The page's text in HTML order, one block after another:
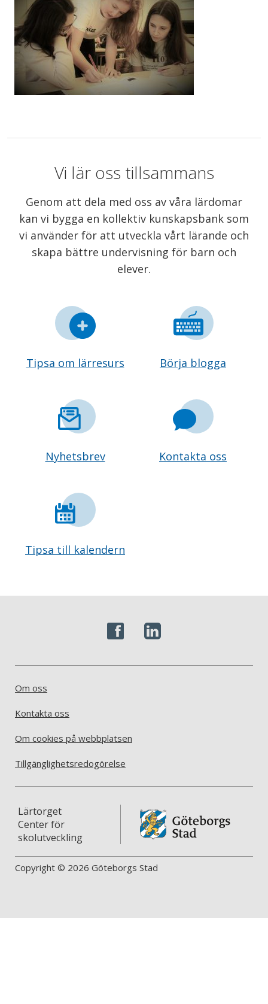
Vi lär oss tillsammans
Genom att dela med oss av våra lärdomar
kan vi bygga en kollektiv kunskapsbank som
vi använder för att utveckla vårt lärande och
skapa bättre undervisning för barn och
elever.
Tipsa om lärresurs Börja blogga
Nyhetsbrev Kontakta oss
Tipsa till kalendern
Om oss
Kontakta oss
Om cookies på webbplatsen
Tillgänglighetsredogörelse
Lärtorget
Center för
skolutveckling
Copyright © 2026 Göteborgs Stad